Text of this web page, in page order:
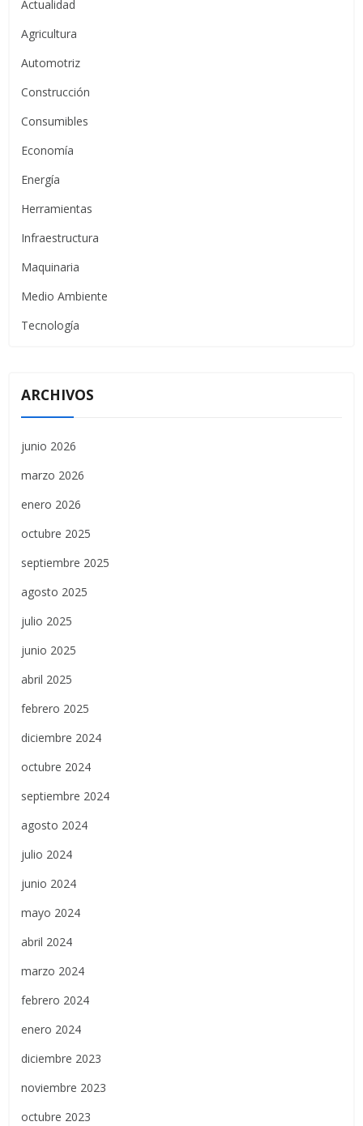
Actualidad
Agricultura
Automotriz
Construcción
Consumibles
Economía
Energía
Herramientas
Infraestructura
Maquinaria
Medio Ambiente
Tecnología
ARCHIVOS
junio 2026
marzo 2026
enero 2026
octubre 2025
septiembre 2025
agosto 2025
julio 2025
junio 2025
abril 2025
febrero 2025
diciembre 2024
octubre 2024
septiembre 2024
agosto 2024
julio 2024
junio 2024
mayo 2024
abril 2024
marzo 2024
febrero 2024
enero 2024
diciembre 2023
noviembre 2023
octubre 2023